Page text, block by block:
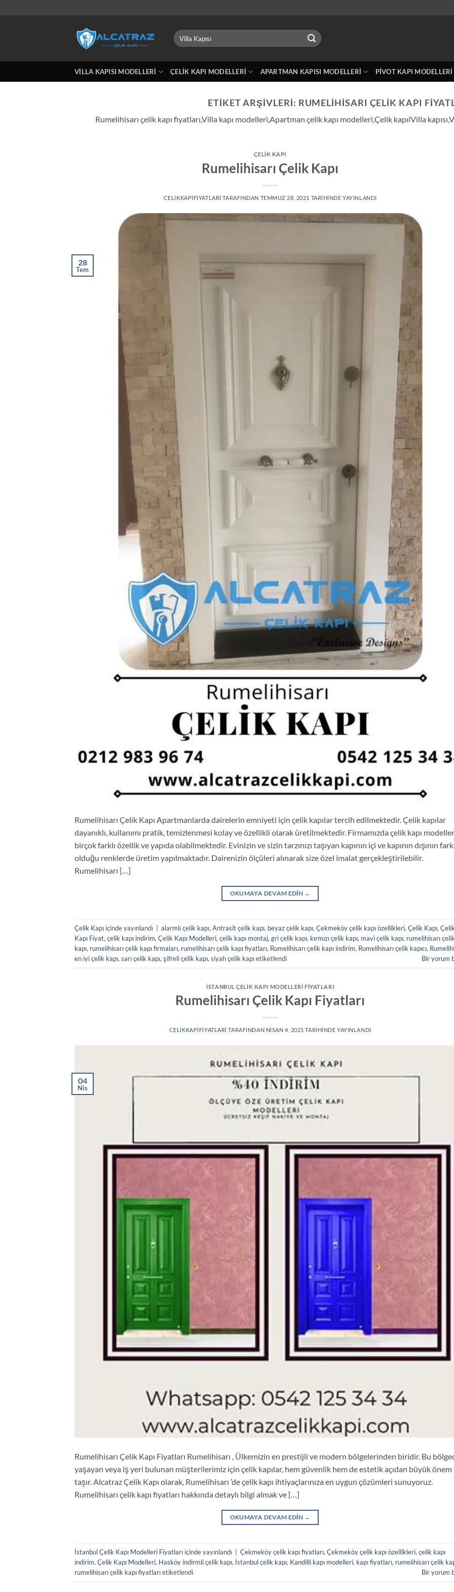
Ara:
VILLA KAPISI MODELLERI ÇELIK KAPI MODELLERI APARTMAN KAPISI MODELLERI PIVOT KAPI MODELLERI
ETIKET ARŞIVLERI: RUMELIHISARI ÇELIK KAPI
Rumelihisarı çelik kapı fiyatları,Villa kapı modelleri,Apartman çelik kapı modelleri,Çelik kapıiVilla
ÇELIK KAPI
Rumelihisarı Çelik Kapı
CELIKKAPIFIYATLARI TARAFINDAN TEMMUZ 28, 2021 TARIHINDE YAYINLANDI
28
Tem
Rumelihisarı Çelik Kapı Apartmanlarda dairelerin emniyeti için çelik kapılar tercih edilmektedir. Çelik kapılar
dayanıklı, kullanımı pratik, temizlenmesi kolay ve özellikli olarak üretilmektedir. Firmamızda çelik kapı
birçok farklı özellik ve yapıda olabilmektedir. Evinizin ve sizin tarzınızı taşıyan kapının içi ve kapının dışının
olduğu renklerde üretim yapılmaktadır. Dairenizin ölçüleri alınarak size özel imalat gerçekleştirilebilir.
Rumelihisarı […]
OKUMAYA DEVAM EDIN →
Çelik Kapı içinde yayınlandı alarmlı çelik kapı, Antrasit çelik kapı, beyaz çelik kapı, Çekmeköy çelik kapı özellikleri, Çelik Kapı,
Kapı Fiyat, çelik kapı indirim, Çelik Kapı Modelleri, çelik kapı montaj, gri çelik kapı, kırmızı çelik kapı, mavi çelik kapı, rumelihisarı
kapı, rumelihisarı çelik kapı firmaları, rumelihisarı çelik kapı fiyatları, Rumelihisarı çelik kapı indirim, Rumelihisarı çelik kapıcı,
en iyi çelik kapı, sarı çelik kapı, şifreli çelik kapı, siyah çelik kapıetiketlendi Bir yorum
İSTANBUL ÇELIK KAPI MODELLERI FIYATLARI
Rumelihisarı Çelik Kapı Fiyatları
CELIKKAPIFIYATLARI TARAFINDAN NISAN 4, 2021 TARIHINDE YAYINLANDI
04
Nis
Rumelihisarı Çelik Kapı Fiyatları Rumelihisarı , Ülkemizin en prestijli ve modern bölgelerinden biridir. Bu
yaşayan veya iş yeri bulunan müşterilerimiz için çelik kapılar, hem güvenlik hem de estetik açıdan büyük önem
taşır. Alcatraz Çelik Kapı olarak, Rumelihisarı ’de çelik kapı ihtiyaçlarınıza en uygun çözümleri sunuyoruz.
Rumelihisarı çelik kapı fiyatları hakkında detaylı bilgi almak ve […]
OKUMAYA DEVAM EDIN →
İstanbul Çelik Kapı Modelleri Fiyatları içinde yayınlandı Çekmeköy çelik kapı fiyatları,Çekmeköy çelik kapı özellikleri,çelik kapı
indirim,Çelik Kapı Modelleri, Hasköy indirmli çelik kapı, İstanbul çelik kapı, Kandilli kapı modelleri, kapı fiyatları, rumelihisarı çelik
rumelihisarı çelik kapı fiyatlarıetiketlendi Bir yorum